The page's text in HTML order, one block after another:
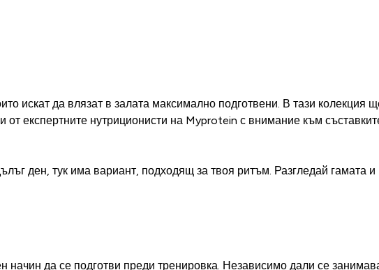
искат да влязат в залата максимално подготвени. В тази
експертните нутриционисти на Myprotein с внимание към
ден, тук има вариант, подходящ за твоя ритъм. Разгледай гамата
да се подготви преди тренировка. Независимо дали се